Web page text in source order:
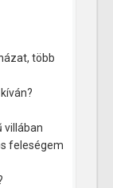
több
villában
feleségem